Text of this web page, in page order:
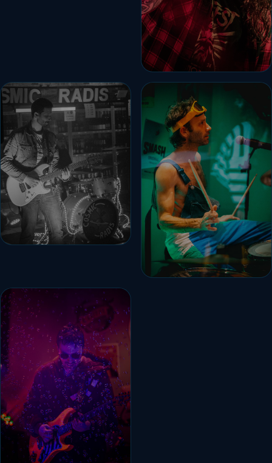
FLO
GUITARE & CHANT